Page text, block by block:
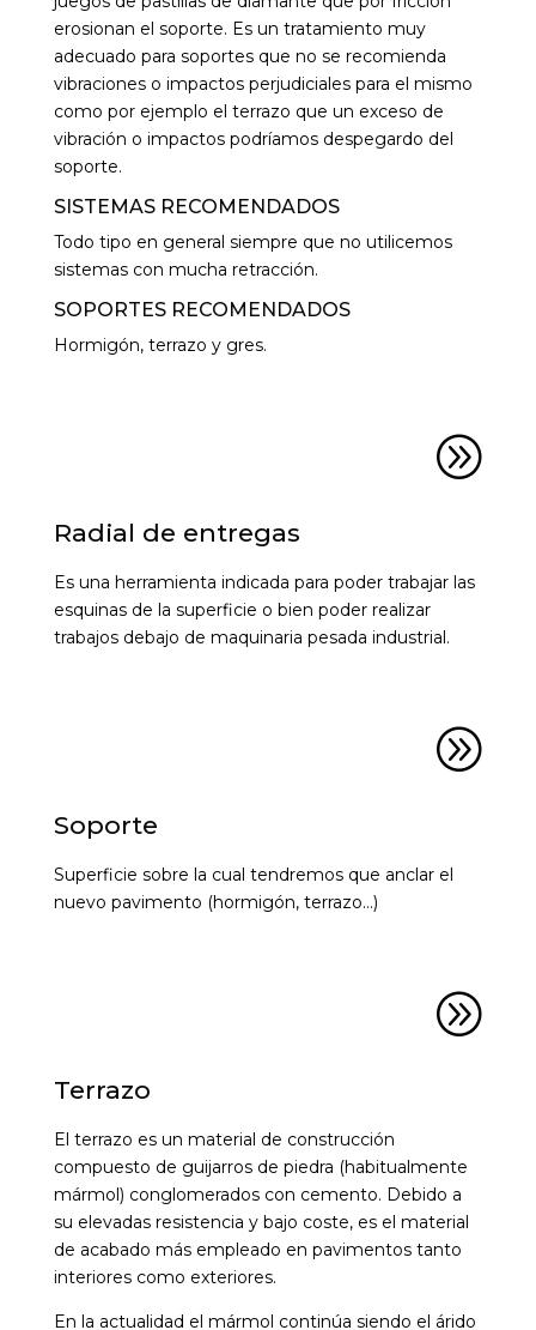
erosionan el soporte. Es un tratamiento muy
adecuado para soportes que no se recomienda
vibraciones o impactos perjudiciales para el mismo
como por ejemplo el terrazo que un exceso de
vibración o impactos podríamos despegardo del
soporte.
SISTEMAS RECOMENDADOS
Todo tipo en general siempre que no utilicemos
sistemas con mucha retracción.
SOPORTES RECOMENDADOS
Hormigón, terrazo y gres.
A
Radial de entregas
Es una herramienta indicada para poder trabajar las
esquinas de la superficie o bien poder realizar
trabajos debajo de maquinaria pesada industrial.
A
Soporte
Superficie sobre la cual tendremos que anclar el
nuevo pavimento (hormigón, terrazo…)
A
Terrazo
El terrazo es un material de construcción
compuesto de guijarros de piedra (habitualmente
mármol) conglomerados con cemento. Debido a
su elevadas resistencia y bajo coste, es el material
de acabado más empleado en pavimentos tanto
interiores como exteriores.
En la actualidad el mármol continúa siendo el árido